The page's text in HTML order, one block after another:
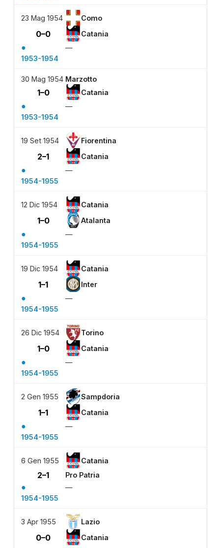
23 Mag 1954 Como
0–0 Catania
●
—
1953-1954
30 Mag 1954 Marzotto
1–0 Catania
●
—
1953-1954
19 Set 1954 Fiorentina
2–1 Catania
●
—
1954-1955
12 Dic 1954 Catania
1–0 Atalanta
●
—
1954-1955
19 Dic 1954 Catania
1–1 Inter
●
—
1954-1955
26 Dic 1954 Torino
1–0 Catania
●
—
1954-1955
2 Gen 1955 Sampdoria
1–1 Catania
●
—
1954-1955
6 Gen 1955 Catania
2–1 Pro Patria
●
—
1954-1955
3 Apr 1955 Lazio
0–0 Catania